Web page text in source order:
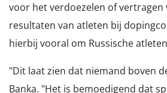
voor het verdoezelen of vertragen
resultaten van atleten bij
hierbij vooral om Russische
"Dit laat zien dat niemand boven
Banka. "Het is bemoedigend dat